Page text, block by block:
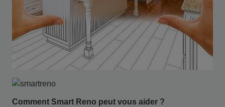
Comment Smart Reno peut vous aider ?